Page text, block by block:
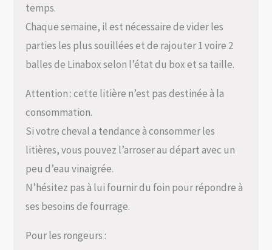
temps.
Chaque semaine, il est nécessaire de vider les
parties les plus souillées et de rajouter 1 voire 2
balles de Linabox selon l’état du box et sa taille.
Attention : cette litière n’est pas destinée à la
consommation.
Si votre cheval a tendance à consommer les
litières, vous pouvez l’arroser au départ avec un
peu d’eau vinaigrée.
N’hésitez pas à lui fournir du foin pour répondre à
ses besoins de fourrage.
Pour les rongeurs :